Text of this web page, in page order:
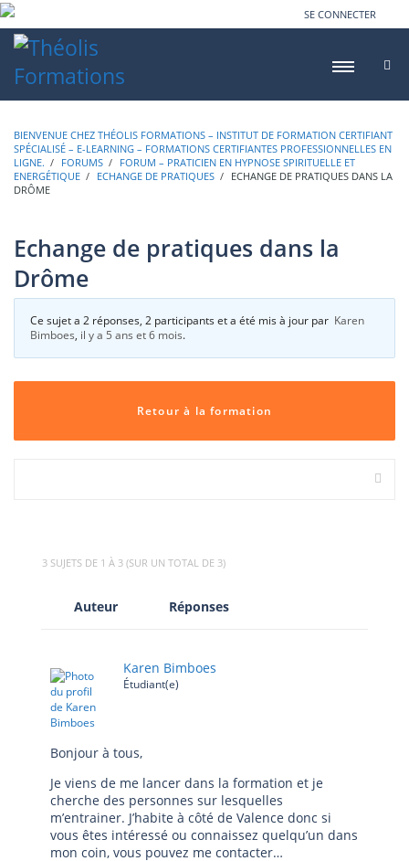
SE CONNECTER
BIENVENUE CHEZ THÉOLIS FORMATIONS – INSTITUT DE FORMATION CERTIFIANT
SPÉCIALISÉ – E-LEARNING – FORMATIONS CERTIFIANTES PROFESSIONNELLES EN
LIGNE.
FORUMS
FORUM – PRATICIEN EN HYPNOSE SPIRITUELLE ET
ENERGÉTIQUE
ECHANGE DE PRATIQUES
ECHANGE DE PRATIQUES DANS LA
DRÔME
Echange de pratiques dans la
Drôme
Ce sujet a 2 réponses, 2 participants et a été mis à jour par Karen
Bimboes, il y a 5 ans et 6 mois.
Retour à la formation
3 SUJETS DE 1 À 3 (SUR UN TOTAL DE 3)
Auteur Réponses
Karen Bimboes
Étudiant(e)
Bonjour à tous,
Je viens de me lancer dans la formation et je
cherche des personnes sur lesquelles
m’entrainer. J’habite à côté de Valence donc si
vous êtes intéressé ou connaissez quelqu’un dans
mon coin, vous pouvez me contacter…